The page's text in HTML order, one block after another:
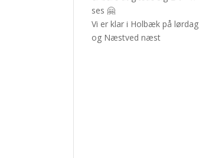
Vi er klar i Holbæk på lørdag
og Næstved næst